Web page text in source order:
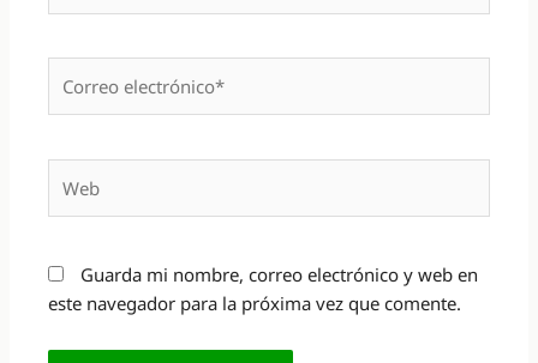
electrónico*
Guarda mi nombre, correo electrónico y web en
este navegador para la próxima vez que comente.